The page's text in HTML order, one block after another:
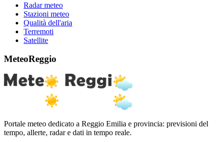
Radar meteo
Stazioni meteo
Qualità dell'aria
Terremoti
Satellite
MeteoReggio
Portale meteo dedicato a Reggio Emilia e provincia: previsioni del
tempo, allerte, radar e dati in tempo reale.